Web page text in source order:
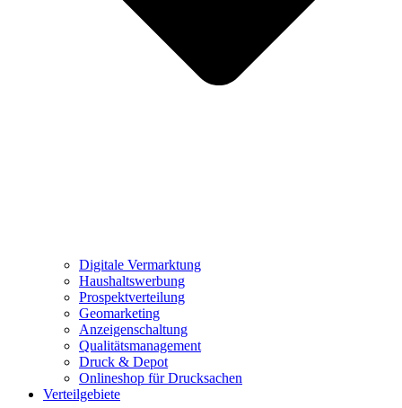
Digitale Vermarktung
Haushaltswerbung
Prospektverteilung
Geomarketing
Anzeigenschaltung
Qualitätsmanagement
Druck & Depot
Onlineshop für Drucksachen
Verteilgebiete